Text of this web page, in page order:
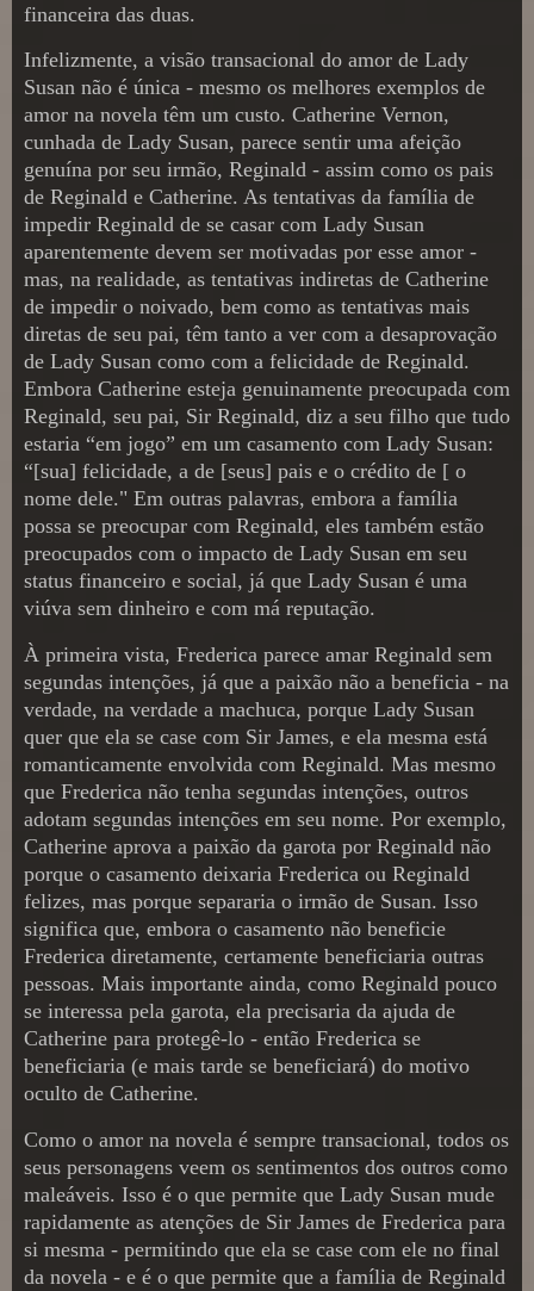
financeira das duas.
Infelizmente, a visão transacional do amor de Lady
Susan não é única - mesmo os melhores exemplos de
amor na novela têm um custo. Catherine Vernon,
cunhada de Lady Susan, parece sentir uma afeição
genuína por seu irmão, Reginald - assim como os pais
de Reginald e Catherine. As tentativas da família de
impedir Reginald de se casar com Lady Susan
aparentemente devem ser motivadas por esse amor -
mas, na realidade, as tentativas indiretas de Catherine
de impedir o noivado, bem como as tentativas mais
diretas de seu pai, têm tanto a ver com a desaprovação
de Lady Susan como com a felicidade de Reginald.
Embora Catherine esteja genuinamente preocupada com
Reginald, seu pai, Sir Reginald, diz a seu filho que tudo
estaria “em jogo” em um casamento com Lady Susan:
“[sua] felicidade, a de [seus] pais e o crédito de [ o
nome dele." Em outras palavras, embora a família
possa se preocupar com Reginald, eles também estão
preocupados com o impacto de Lady Susan em seu
status financeiro e social, já que Lady Susan é uma
viúva sem dinheiro e com má reputação.
À primeira vista, Frederica parece amar Reginald sem
segundas intenções, já que a paixão não a beneficia - na
verdade, na verdade a machuca, porque Lady Susan
quer que ela se case com Sir James, e ela mesma está
romanticamente envolvida com Reginald. Mas mesmo
que Frederica não tenha segundas intenções, outros
adotam segundas intenções em seu nome. Por exemplo,
Catherine aprova a paixão da garota por Reginald não
porque o casamento deixaria Frederica ou Reginald
felizes, mas porque separaria o irmão de Susan. Isso
significa que, embora o casamento não beneficie
Frederica diretamente, certamente beneficiaria outras
pessoas. Mais importante ainda, como Reginald pouco
se interessa pela garota, ela precisaria da ajuda de
Catherine para protegê-lo - então Frederica se
beneficiaria (e mais tarde se beneficiará) do motivo
oculto de Catherine.
Como o amor na novela é sempre transacional, todos os
seus personagens veem os sentimentos dos outros como
maleáveis. Isso é o que permite que Lady Susan mude
rapidamente as atenções de Sir James de Frederica para
si mesma - permitindo que ela se case com ele no final
da novela - e é o que permite que a família de Reginald